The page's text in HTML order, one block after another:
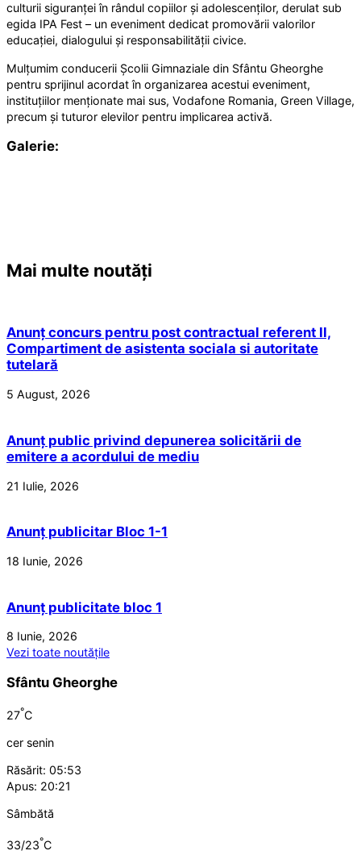
culturii siguranței în rândul copiilor și adolescenților, derulat sub
egida IPA Fest – un eveniment dedicat promovării valorilor
educației, dialogului și responsabilității civice.
Mulțumim conducerii Școlii Gimnaziale din Sfântu Gheorghe
pentru sprijinul acordat în organizarea acestui eveniment,
instituțiilor menționate mai sus, Vodafone Romania, Green Village,
precum și tuturor elevilor pentru implicarea activă.
Galerie:
Mai multe noutăți
Anunț concurs pentru post contractual referent II,
Compartiment de asistenta sociala si autoritate
tutelară
5 August, 2026
Anunț public privind depunerea solicitării de
emitere a acordului de mediu
21 Iulie, 2026
Anunț publicitar Bloc 1-1
18 Iunie, 2026
Anunț publicitate bloc 1
8 Iunie, 2026
Vezi toate noutățile
Sfântu Gheorghe
27°C
cer senin
Răsărit: 05:53
Apus: 20:21
Sâmbătă
33/23°C